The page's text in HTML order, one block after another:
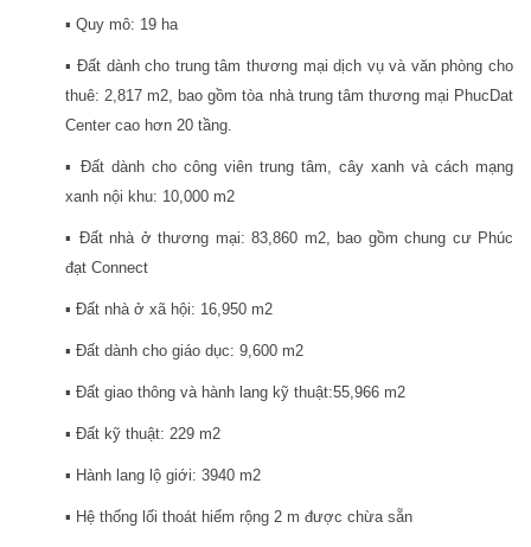
▪️ Quy mô: 19 ha
▪️ Đất dành cho trung tâm thương mại dịch vụ và văn phòng cho
thuê: 2,817 m2, bao gồm tòa nhà trung tâm thương mại PhucDat
Center cao hơn 20 tầng.
▪️ Đất dành cho công viên trung tâm, cây xanh và cách mạng
xanh nội khu: 10,000 m2
▪️ Đất nhà ở thương mại: 83,860 m2, bao gồm chung cư Phúc
đạt Connect
▪️ Đất nhà ở xã hội: 16,950 m2
▪️ Đất dành cho giáo dục: 9,600 m2
▪️ Đất giao thông và hành lang kỹ thuật:55,966 m2
▪️ Đất kỹ thuật: 229 m2
▪️ Hành lang lộ giới: 3940 m2
▪️ Hệ thống lối thoát hiểm rộng 2 m được chừa sẵn